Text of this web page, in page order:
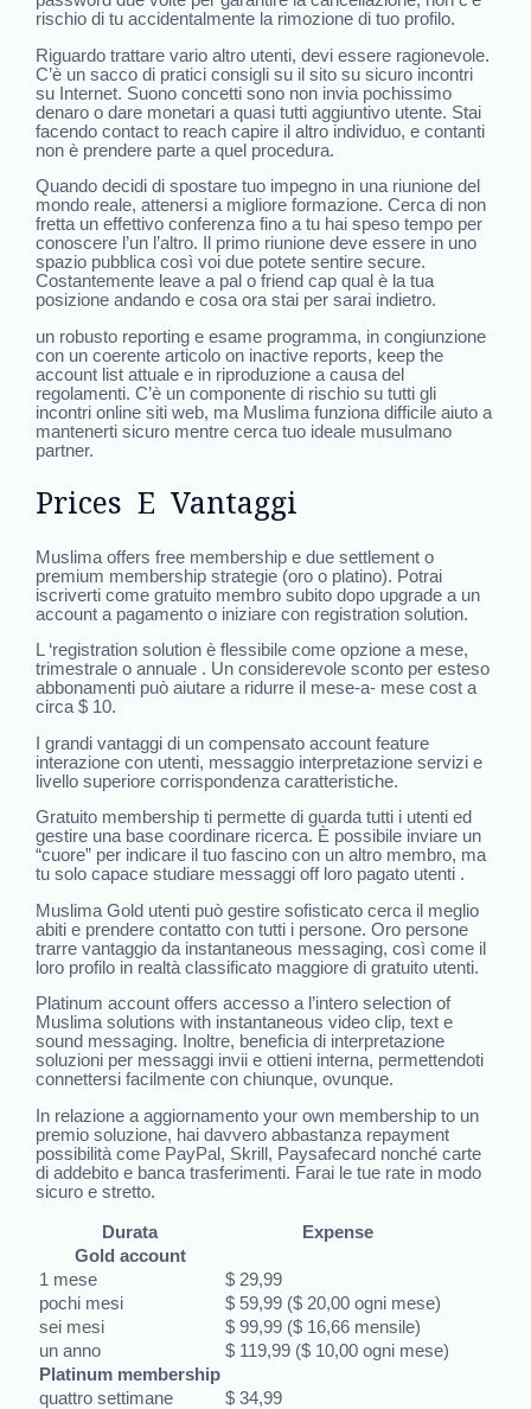
rischio di tu accidentalmente la rimozione di tuo profilo.
Riguardo trattare vario altro utenti, devi essere ragionevole.
C’è un sacco di pratici consigli su il sito su sicuro incontri
su Internet. Suono concetti sono non invia pochissimo
denaro o dare monetari a quasi tutti aggiuntivo utente. Stai
facendo contact to reach capire il altro individuo, e contanti
non è prendere parte a quel procedura.
Quando decidi di spostare tuo impegno in una riunione del
mondo reale, attenersi a migliore formazione. Cerca di non
fretta un effettivo conferenza fino a tu hai speso tempo per
conoscere l’un l’altro. Il primo riunione deve essere in uno
spazio pubblica così voi due potete sentire secure.
Costantemente leave a pal o friend cap qual è la tua
posizione andando e cosa ora stai per sarai indietro.
un robusto reporting e esame programma, in congiunzione
con un coerente articolo on inactive reports, keep the
account list attuale e in riproduzione a causa del
regolamenti. C’è un componente di rischio su tutti gli
incontri online siti web, ma Muslima funziona difficile aiuto a
mantenerti sicuro mentre cerca tuo ideale musulmano
partner.
Prices E Vantaggi
Muslima offers free membership e due settlement o
premium membership strategie (oro o platino). Potrai
iscriverti come gratuito membro subito dopo upgrade a un
account a pagamento o iniziare con registration solution.
L ‘registration solution è flessibile come opzione a mese,
trimestrale o annuale . Un considerevole sconto per esteso
abbonamenti può aiutare a ridurre il mese-a- mese cost a
circa $ 10.
I grandi vantaggi di un compensato account feature
interazione con utenti, messaggio interpretazione servizi e
livello superiore corrispondenza caratteristiche.
Gratuito membership ti permette di guarda tutti i utenti ed
gestire una base coordinare ricerca. È possibile inviare un
“cuore” per indicare il tuo fascino con un altro membro, ma
tu solo capace studiare messaggi off loro pagato utenti .
Muslima Gold utenti può gestire sofisticato cerca il meglio
abiti e prendere contatto con tutti i persone. Oro persone
trarre vantaggio da instantaneous messaging, così come il
loro profilo in realtà classificato maggiore di gratuito utenti.
Platinum account offers accesso a l’intero selection of
Muslima solutions with instantaneous video clip, text e
sound messaging. Inoltre, beneficia di interpretazione
soluzioni per messaggi invii e ottieni interna, permettendoti
connettersi facilmente con chiunque, ovunque.
In relazione a aggiornamento your own membership to un
premio soluzione, hai davvero abbastanza repayment
possibilità come PayPal, Skrill, Paysafecard nonché carte
di addebito e banca trasferimenti. Farai le tue rate in modo
sicuro e stretto.
Durata
Expense
Gold account
1 mese
$ 29,99
pochi mesi
$ 59,99 ($ ​​20,00 ogni mese)
sei mesi
$ 99,99 ($ ​​16,66 mensile)
un anno
$ 119,99 ($ ​​10,00 ogni mese)
Platinum membership
quattro settimane
$ 34,99